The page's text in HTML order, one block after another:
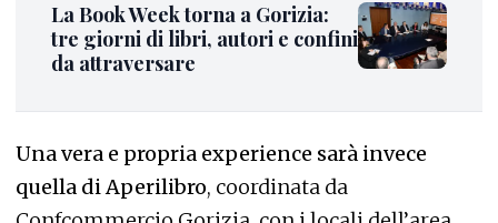
La Book Week torna a Gorizia:
tre giorni di libri, autori e confini
da attraversare
Una vera e propria experience sarà invece
quella di Aperilibro, coordinata da